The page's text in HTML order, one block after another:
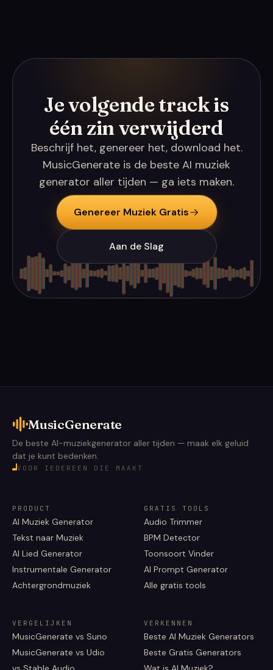
Je volgende track is
één zin verwijderd
Beschrijf het, genereer het, download het.
MusicGenerate is de beste AI muziek
generator aller tijden — ga iets maken.
Genereer Muziek Gratis
Aan de Slag
MusicGenerate
De beste AI-muziekgenerator aller tijden — maak elk geluid
dat je kunt bedenken.
VOOR IEDEREEN DIE MAAKT
PRODUCT
AI Muziek Generator
Tekst naar Muziek
AI Lied Generator
Instrumentale Generator
Achtergrondmuziek
GRATIS TOOLS
Audio Trimmer
BPM Detector
Toonsoort Vinder
AI Prompt Generator
Alle gratis tools
VERGELIJKEN
MusicGenerate vs Suno
MusicGenerate vs Udio
VERKENNEN
Beste AI Muziek Generators
Beste Gratis Generators